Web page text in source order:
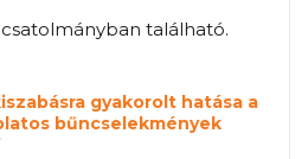
található.
gyakorolt hatása a
bűncselekmények